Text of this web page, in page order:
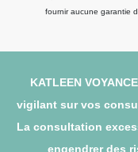
fournir aucune garantie
KATLEEN
vigilant sur vos
La consultation